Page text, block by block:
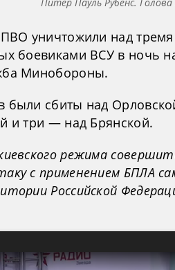
ПВО уничтожили над
боевиками ВСУ в ночь
Минобороны.
были сбиты над
и три — над Брянской.
режима
c применением БПЛА
Российской